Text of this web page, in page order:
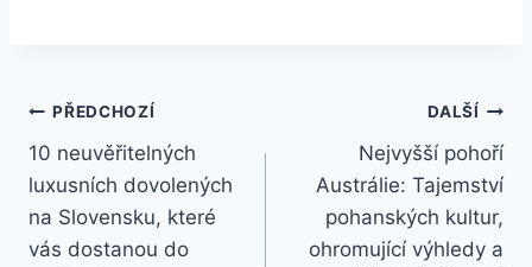
Navigace
pro
příspěvek
PŘEDCHOZÍ
10 neuvěřitelných
luxusních dovolených
na Slovensku, které
vás dostanou do
DALŠÍ
Nejvyšší pohoří
Austrálie: Tajemství
pohanských kultur,
ohromující výhledy a